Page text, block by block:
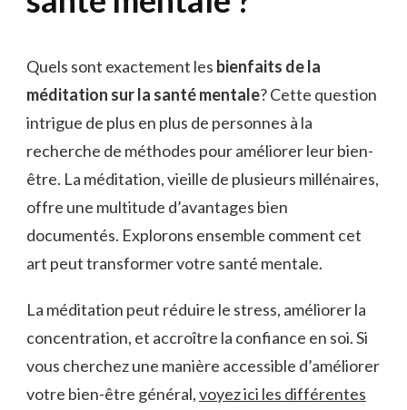
Quels sont exactement les bienfaits de la
méditation sur la santé mentale? Cette question
intrigue de plus en plus de personnes à la
recherche de méthodes pour améliorer leur bien-
être. La méditation, vieille de plusieurs millénaires,
offre une multitude d’avantages bien
documentés. Explorons ensemble comment cet
art peut transformer votre santé mentale.
La méditation peut réduire le stress, améliorer la
concentration, et accroître la confiance en soi. Si
vous cherchez une manière accessible d’améliorer
votre bien-être général,voyez ici les différentes